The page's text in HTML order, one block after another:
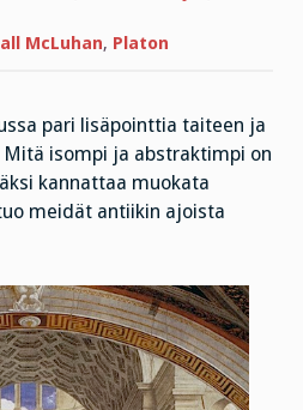
McLuhan, Platon
pari lisäpointtia taiteen ja
isompi ja abstraktimpi on
kannattaa muokata
meidät antiikin ajoista